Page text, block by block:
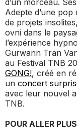
Adepte d’une
de projets
ovni dans le
l’expérience
Gurwann Tran
au Festival TNB
GONG!, créé en
un concert
avec leur nouvel
TNB.
POUR ALLER